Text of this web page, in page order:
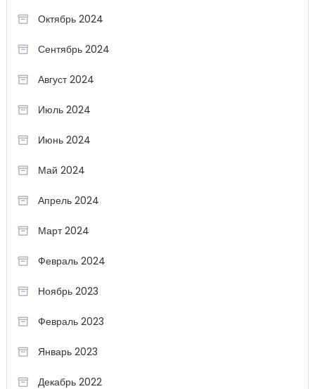
Октябрь 2024
Сентябрь 2024
Август 2024
Июль 2024
Июнь 2024
Май 2024
Апрель 2024
Март 2024
Февраль 2024
Ноябрь 2023
Февраль 2023
Январь 2023
Декабрь 2022